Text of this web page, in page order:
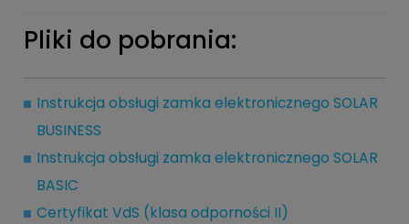
Pliki do pobrania:
Instrukcja obsługi zamka elektronicznego SOLAR
BUSINESS
Instrukcja obsługi zamka elektronicznego SOLAR
BASIC
Certyfikat VdS (klasa odporności II)